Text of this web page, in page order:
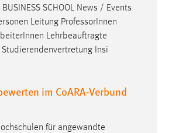
SCHOOL News / Events
Leitung ProfessorInnen
Lehrbeauftragte
Insi
im CoARA-Verbund
für angewandte